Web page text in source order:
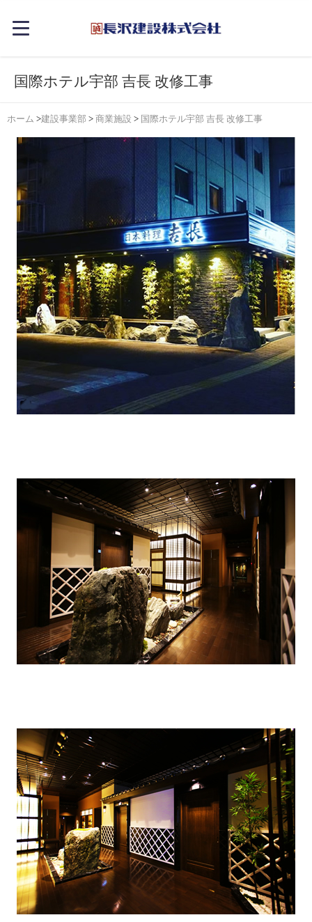
国際ホテル宇部 吉長 改修工事
ホーム >建設事業部 > 商業施設 > 国際ホテル宇部 吉長 改修工事